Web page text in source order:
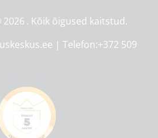
2026 . Kõik õigused kaitstud.
| Telefon:+372 509